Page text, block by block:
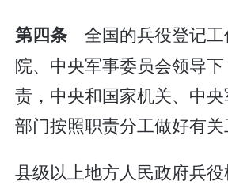
第四条全国的兵役登记
院、中央军事委员会领导
责，中央和国家机关、中
部门按照职责分工做好有关
县级以上地方人民政府兵